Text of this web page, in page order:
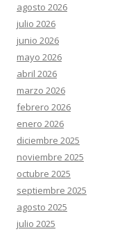
agosto 2026
julio 2026
junio 2026
mayo 2026
abril 2026
marzo 2026
febrero 2026
enero 2026
diciembre 2025
noviembre 2025
octubre 2025
septiembre 2025
agosto 2025
julio 2025